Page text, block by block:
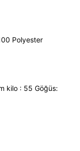
Polyester
kilo : 55 Göğüs: